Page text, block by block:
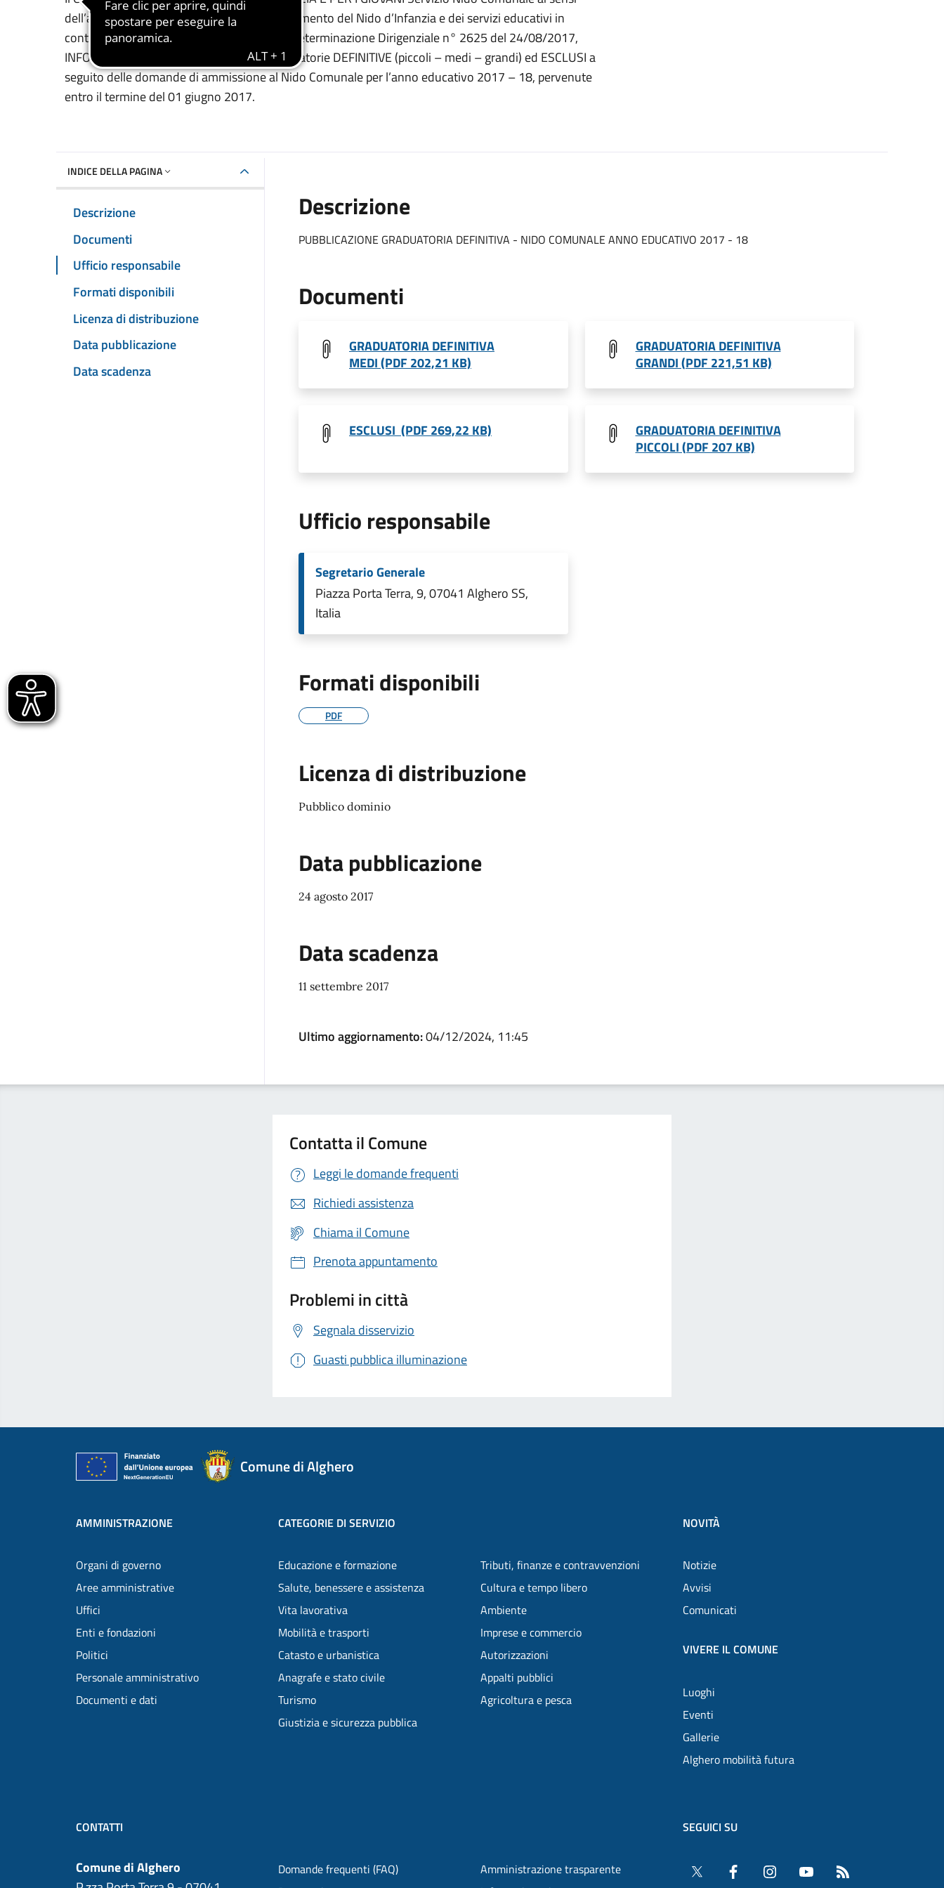
dell’art. 13 del “Regolamento per il Funzionamento del Nido d’Infanzia e dei servizi educativi in
contesto domiciliare” e in attuazione della Determinazione Dirigenziale n° 2625 del 24/08/2017,
INFORMA che sono state approvate le graduatorie DEFINITIVE (piccoli – medi – grandi) ed ESCLUSI a
seguito delle domande di ammissione al Nido Comunale per l’anno educativo 2017 – 18, pervenute
entro il termine del 01 giugno 2017.
INDICE DELLA PAGINA
Descrizione
Documenti
Ufficio responsabile
Formati disponibili
Licenza di distribuzione
Data pubblicazione
Data scadenza
Descrizione
PUBBLICAZIONE GRADUATORIA DEFINITIVA - NIDO COMUNALE ANNO EDUCATIVO 2017 - 18
Documenti
GRADUATORIA DEFINITIVA
MEDI (PDF 202,21 KB)
GRADUATORIA DEFINITIVA
GRANDI (PDF 221,51 KB)
ESCLUSI (PDF 269,22 KB)
GRADUATORIA DEFINITIVA
PICCOLI (PDF 207 KB)
Ufficio responsabile
Segretario Generale
Piazza Porta Terra, 9, 07041 Alghero SS,
Italia
Formati disponibili
PDF
Licenza di distribuzione
Pubblico dominio
Data pubblicazione
24 agosto 2017
Data scadenza
11 settembre 2017
Ultimo aggiornamento:04/12/2024, 11:45
Contatta il Comune
Leggi le domande frequenti
Richiedi assistenza
Chiama il Comune
Prenota appuntamento
Problemi in città
Segnala disservizio
Guasti pubblica illuminazione
Comune di Alghero
AMMINISTRAZIONE
Organi di governo
Aree amministrative
Uffici
Enti e fondazioni
Politici
Personale amministrativo
Documenti e dati
CATEGORIE DI SERVIZIO
Educazione e formazione
Salute, benessere e assistenza
Vita lavorativa
Mobilità e trasporti
Catasto e urbanistica
Anagrafe e stato civile
Turismo
Giustizia e sicurezza pubblica
Tributi, finanze e contravvenzioni
Cultura e tempo libero
Ambiente
Imprese e commercio
Autorizzazioni
Appalti pubblici
Agricoltura e pesca
NOVITÀ
Notizie
Avvisi
Comunicati
VIVERE IL COMUNE
Luoghi
Eventi
Gallerie
Alghero mobilità futura
CONTATTI
Comune di Alghero
Domande frequenti (FAQ)
Amministrazione trasparente
SEGUICI SU
Twitter Facebook InstagramYouTube